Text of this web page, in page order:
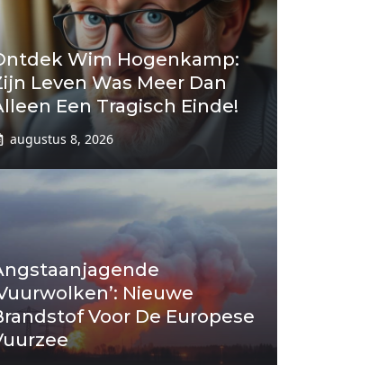
Wim Hogenkamp:
Leven Was Meer Dan
Een Tragisch Einde!
augustus 8, 2026
Nieuwe
Voor De Europese